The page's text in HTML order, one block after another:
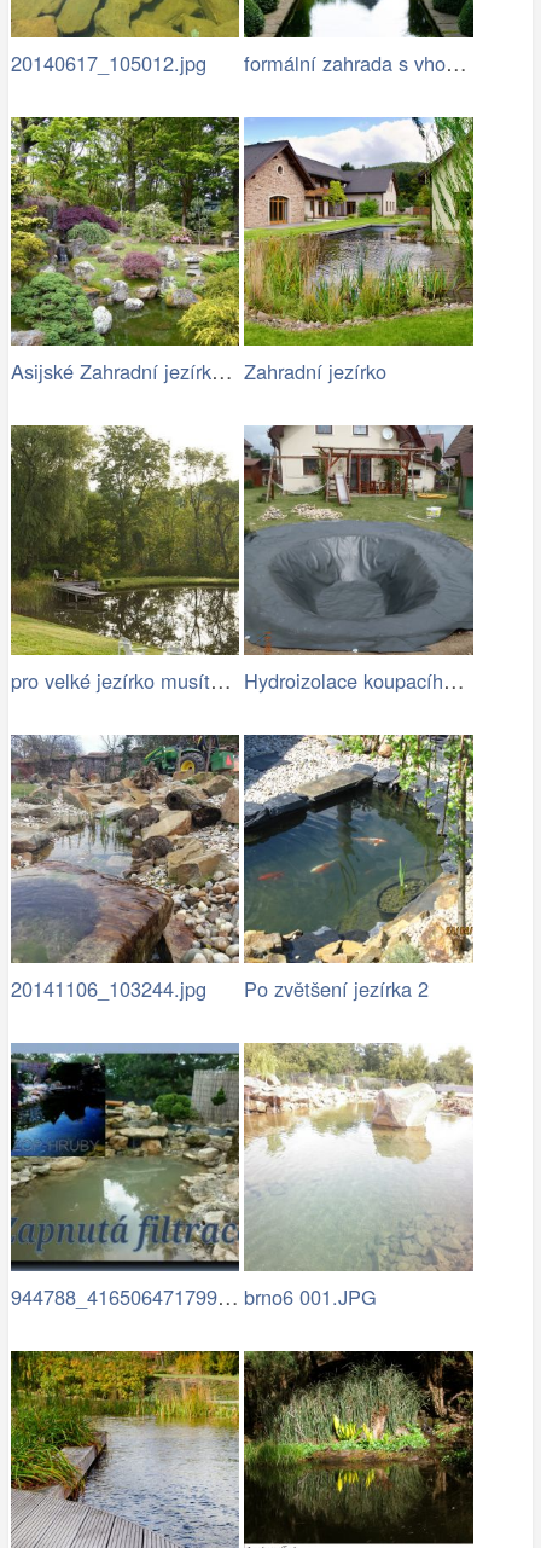
20140617_105012.jpg formální zahrada s vhodně zvoleným…
Asijské Zahradní jezírko s kameny Zahradní jezírko
pro velké jezírko musíte mít dost místa Hydroizolace koupacího jezírka
20141106_103244.jpg Po zvětšení jezírka 2
944788_416506471799940_187814829_n (1)… brno6 001.JPG